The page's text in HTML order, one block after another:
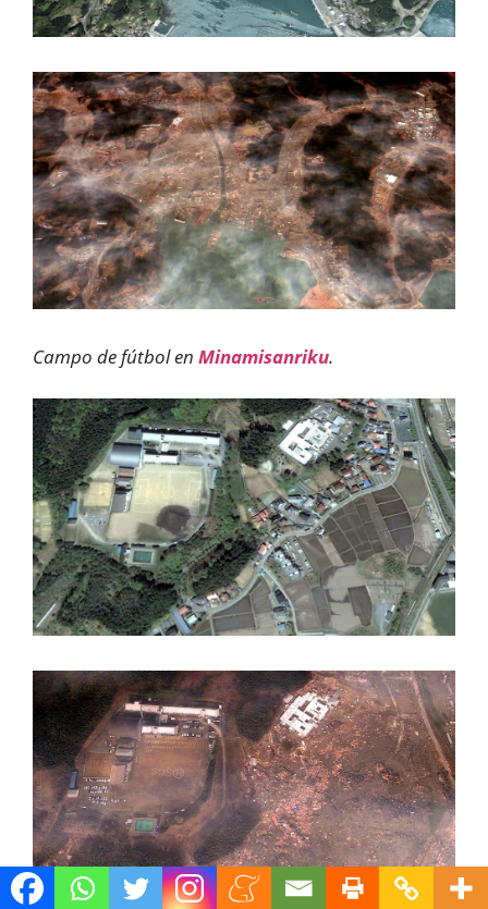
Campo de fútbol en Minamisanriku.